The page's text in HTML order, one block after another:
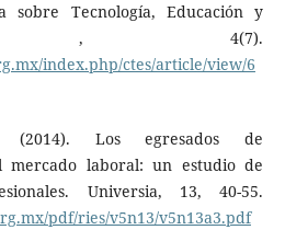
sobre Tecnología, Educación y
, 4(7).
index.php/ctes/article/view/6
(2014). Los egresados de
mercado laboral: un estudio de
Universia, 13, 40-55.
pdf/ries/v5n13/v5n13a3.pdf